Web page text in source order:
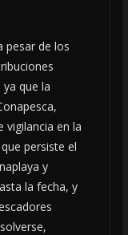
pesar de los
que la
vigilancia en la
persiste el
y
la fecha, y